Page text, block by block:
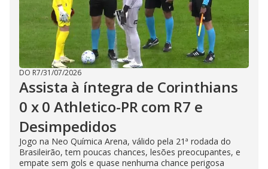
DO R7/31/07/2026
Assista à íntegra de Corinthians
0 x 0 Athletico-PR com R7 e
Desimpedidos
Jogo na Neo Química Arena, válido pela 21ª rodada do
Brasileirão, tem poucas chances, lesões preocupantes, e
empate sem gols e quase nenhuma chance perigosa